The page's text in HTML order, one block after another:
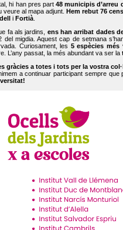
hi han pres part48 municipis d’arreu
veure al mapa adjunt. Hem rebut 76
i Fortià.
fa als jardins, ens han arribat dades
del migdia. Aquest cap de setmana
Curiosament, les 5 espècies més
L’any passat, la més abundant va ser la
gràcies a totes i tots per la vostra
a continuar participant sempre que